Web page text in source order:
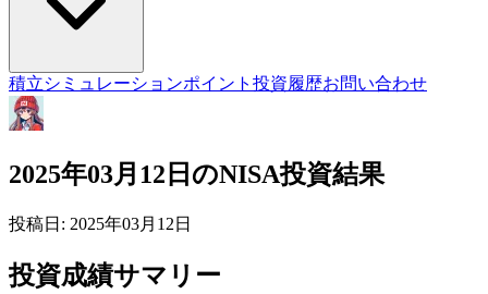
積立シミュレーションポイント投資履歴お問い合わせ
2025年03月12日のNISA投資結果
投稿日: 2025年03月12日
投資成績サマリー